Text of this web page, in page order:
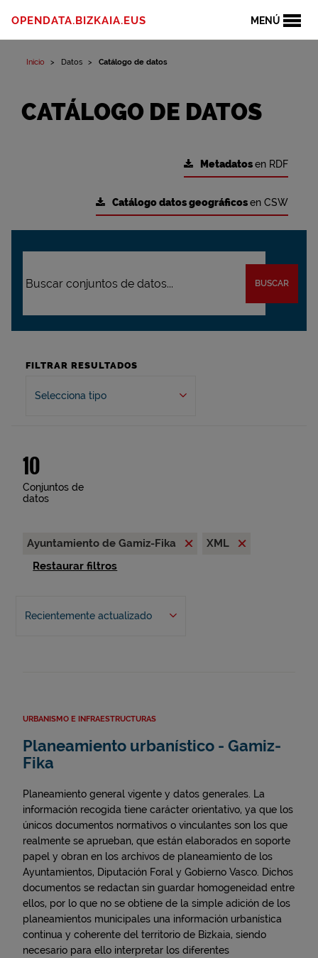
MENÚ
OPENDATA.BIZKAIA.EUS
Inicio Datos Catálogo de datos
CATÁLOGO DE DATOS
Metadatosen RDF
Catálogo datos geográficosen CSW
BUSCAR
FILTRAR RESULTADOS
Selecciona tipo
10
Conjuntos de
datos
Ayuntamiento de Gamiz-Fika
XML
Restaurar filtros
Recientemente actualizado
URBANISMO E INFRAESTRUCTURAS
Planeamiento urbanístico - Gamiz-
Fika
Planeamiento general vigente y datos generales. La
información recogida tiene carácter orientativo, ya que los
únicos documentos normativos o vinculantes son los que
realmente se aprueban, que están elaborados en soporte
papel y obran en los archivos de planeamiento de los
Ayuntamientos, Diputación Foral y Gobierno Vasco. Dichos
documentos se redactan sin guardar homogeneidad entre
ellos, por lo que no se obtiene de la simple adición de los
planeamientos municipales una información urbanística
continua y coherente del territorio de Bizkaia, siendo
necesario para ello interpretar los diferentes